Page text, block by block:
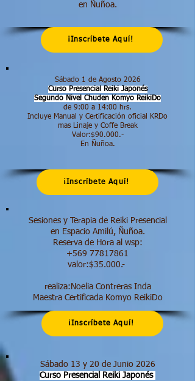
en Ñuñoa.
¡Inscríbete Aquí!
Sábado 1 de Agosto 2026
Curso Presencial Reiki Japonés
Segundo Nivel Chuden Komyo ReikiDo
de 9:00 a 14:00 hrs.​
Incluye Manual y Certificación oficial KRDo
mas Linaje y Coffe Break
Valor:$90.000.-
En Ñuñoa.
¡Inscríbete Aquí!
Sesiones y Terapia de Reiki Presencial
en Espacio Amilú, Ñuñoa.
Reserva de Hora al wsp:
+569 77817861
valor:$35.000.-
realiza:Noelia Contreras Inda
Maestra Certificada Komyo ReikiDo
¡Inscríbete Aquí!
Sábado 13 y 20 de Junio 2026
Curso Presencial Reiki Japonés